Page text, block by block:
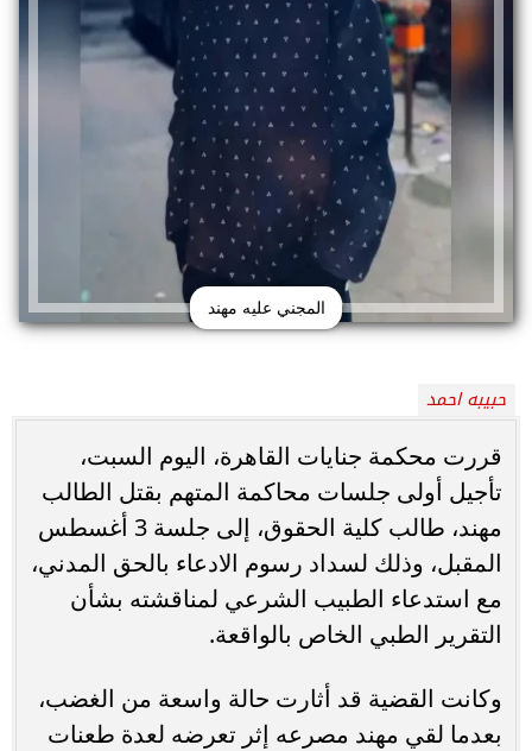
المجني عليه مهند
حبيبه احمد
قررت محكمة جنايات القاهرة، اليوم السبت،
تأجيل أولى جلسات محاكمة المتهم بقتل الطالب
مهند، طالب كلية الحقوق، إلى جلسة 3 أغسطس
المقبل، وذلك لسداد رسوم الادعاء بالحق المدني،
مع استدعاء الطبيب الشرعي لمناقشته بشأن
التقرير الطبي الخاص بالواقعة.
وكانت القضية قد أثارت حالة واسعة من الغضب،
بعدما لقي مهند مصرعه إثر تعرضه لعدة طعنات